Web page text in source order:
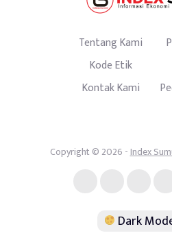
Tentang Kami
Kode Etik
Kontak Kami
Copyright © 2026 -Index
Dark